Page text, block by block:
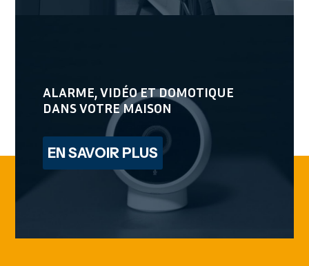
ALARME, VIDÉO ET DOMOTIQUE
DANS VOTRE MAISON
EN SAVOIR PLUS